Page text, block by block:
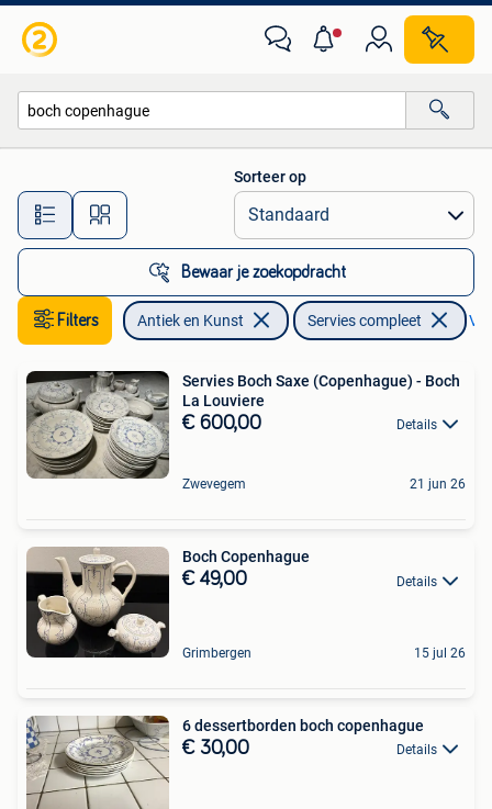
Alle afstanden…
Sorteer op
Bewaar je zoekopdracht
Filters Antiek en Kunst Servies compleet
Servies Boch Saxe (Copenhague) - Boch
La Louviere
€ 600,00 Details
Zwevegem 21 jun 26
Boch Copenhague
€ 49,00 Details
Grimbergen 15 jul 26
6 dessertborden boch copenhague
€ 30,00 Details